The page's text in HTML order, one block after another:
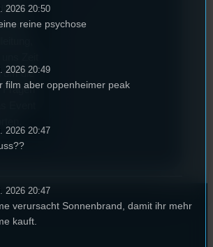
44.
Zeit
um die
2026 20:50
reine psychose
2026 20:49
film aber oppenheimer peak
2026 20:47
2026 20:47
verursacht Sonnenbrand, damit ihr mehr
kauft.